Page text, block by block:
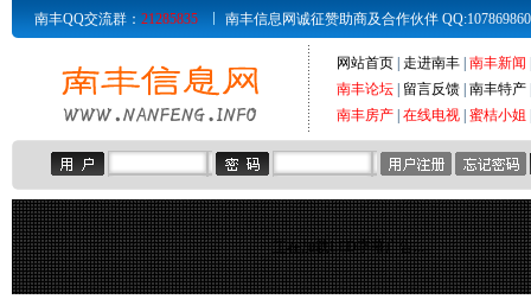
南丰QQ交流群： 21285835 南丰信息网诚征赞助商及合作伙伴
网站首页 走进南丰 南丰新闻
南丰论坛
留言反馈 南丰特产
南丰房产 在线电视 蜜桔小姐
正在加载LED字幕广告...